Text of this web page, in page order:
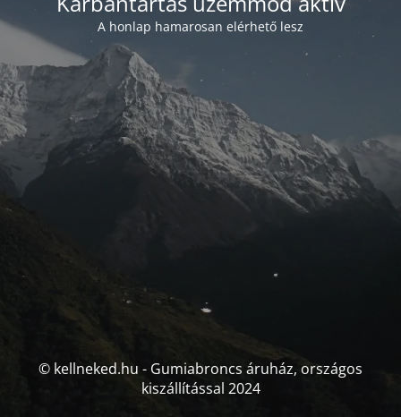
A honlap hamarosan elérhető lesz
© kellneked.hu - Gumiabroncs áruház, országos
kiszállítással 2024